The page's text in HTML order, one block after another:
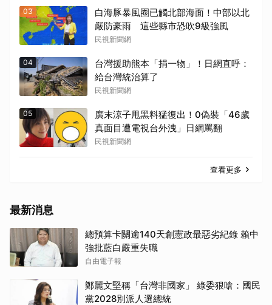
03
白海豚暴風圈已觸北部海面！中部以北
嚴防豪雨 這些縣市恐吹9級強風
民視新聞網
04
台灣援助熊本「捐一物」！日網直呼：
給台灣統治算了
民視新聞網
05
廣末涼子甩黑料猛復出！0偽裝「46歲
真面目遭電視台外洩」日網罵翻
民視新聞網
查看更多
最新消息
總預算卡關逾140天創憲政最惡劣紀錄 賴中
強批藍白嚴重失職
自由電子報
鄭麗文堅稱「台灣非國家」 綠委狠嗆：國民
黨2028別派人選總統